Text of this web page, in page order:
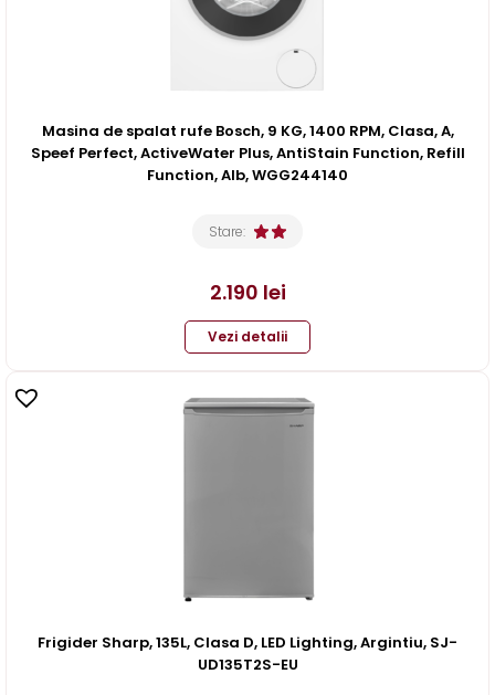
Masina de spalat rufe Bosch, 9 KG, 1400 RPM, Clasa, A,
Speef Perfect, ActiveWater Plus, AntiStain Function, Refill
Function, Alb, WGG244140
Stare:
2.190 lei
Vezi detalii
Frigider Sharp, 135L, Clasa D, LED Lighting, Argintiu, SJ-
UD135T2S-EU